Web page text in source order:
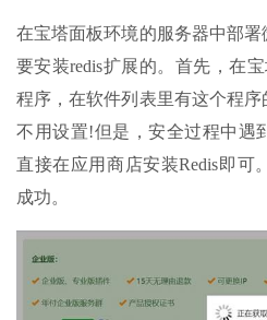
在宝塔面板环境的服务器中部
要安装redis扩展的。首先，在
程序，在软件列表里有这个程
不用设置!但是，安全过程中遇
直接在应用商店安装Redis即可
成功。